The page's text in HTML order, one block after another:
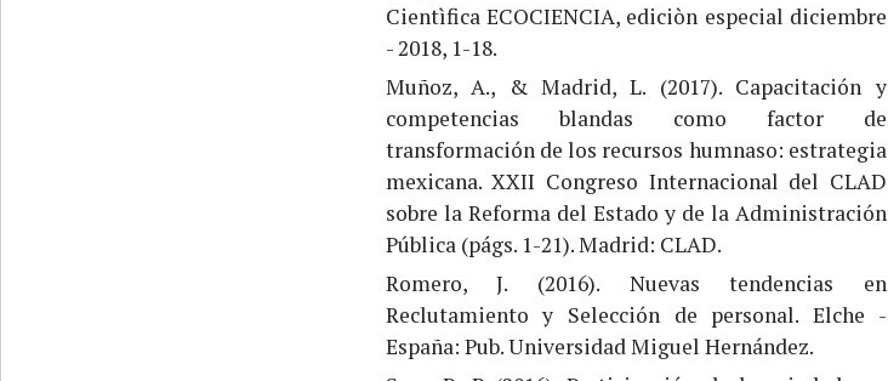
Cientìfica ECOCIENCIA, ediciòn especial diciembre
- 2018, 1-18.
Muñoz, A., & Madrid, L. (2017). Capacitación y
competencias blandas como factor de
transformación de los recursos humnaso: estrategia
mexicana. XXII Congreso Internacional del CLAD
sobre la Reforma del Estado y de la Administración
Pública (págs. 1-21). Madrid: CLAD.
Romero, J. (2016). Nuevas tendencias en
Reclutamiento y Selección de personal. Elche -
España: Pub. Universidad Miguel Hernández.